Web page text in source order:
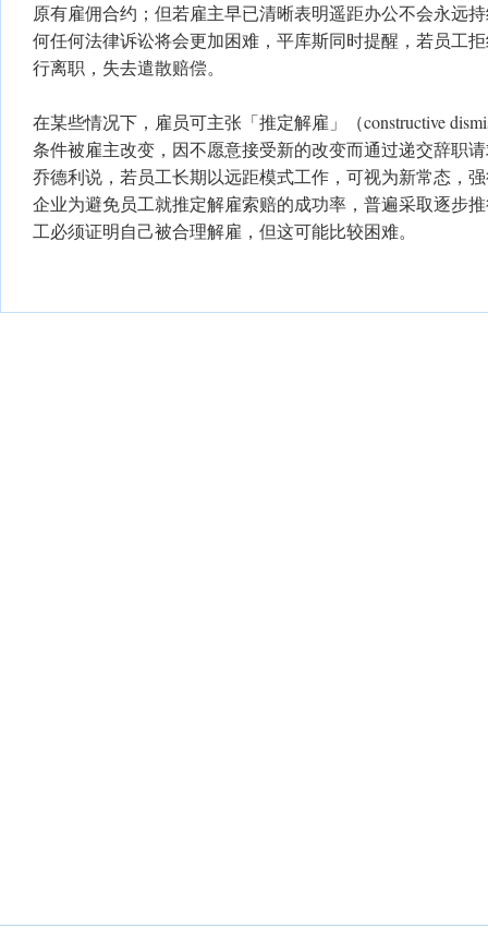
原有雇佣合约；但若雇主早已清晰表明遥距办公不会永远
何任何法律诉讼将会更加困难，平库斯同时提醒，若员工
行离职，失去遣散赔偿。
在某些情况下，雇员可主张「推定解雇」（constructive
条件被雇主改变，因不愿意接受新的改变而通过递交辞职
乔德利说，若员工长期以远距模式工作，可视为新常态，
企业为避免员工就推定解雇索赔的成功率，普遍采取逐步
工必须证明自己被合理解雇，但这可能比较困难。